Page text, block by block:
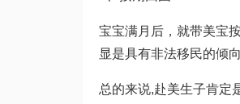
宝宝满月后，就带美宝
显是具有非法移民的倾
总的来说,赴美生子肯定